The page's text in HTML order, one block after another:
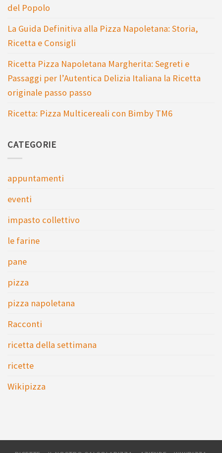
del Popolo
La Guida Definitiva alla Pizza Napoletana: Storia,
Ricetta e Consigli
Ricetta Pizza Napoletana Margherita: Segreti e
Passaggi per l’Autentica Delizia Italiana la Ricetta
originale passo passo
Ricetta: Pizza Multicereali con Bimby TM6
CATEGORIE
appuntamenti
eventi
impasto collettivo
le farine
pane
pizza
pizza napoletana
Racconti
ricetta della settimana
ricette
Wikipizza